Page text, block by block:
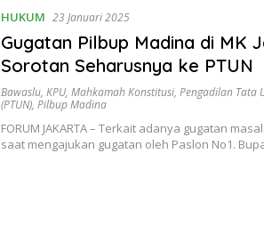
HUKUM 23 Januari 2025
Gugatan Pilbup Madina di MK
Sorotan Seharusnya ke PTUN
Bawaslu, KPU, Mahkamah Konstitusi, Pengadilan Tata
(PTUN), Pilbup Madina
FORUM JAKARTA – Terkait adanya gugatan
saat mengajukan gugatan oleh Paslon No1.